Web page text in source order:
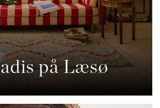
på Læsø